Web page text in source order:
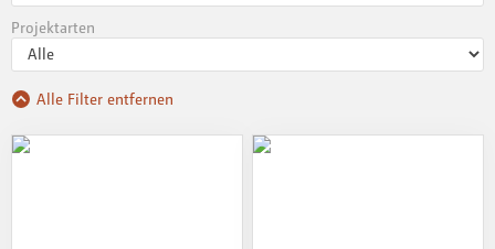
Projektarten
Alle Filter entfernen